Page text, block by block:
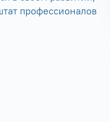
профессионалов